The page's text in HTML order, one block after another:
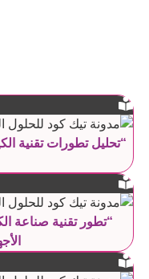
“تحليل تطورات تقنية
“تطور تقنية صناعة